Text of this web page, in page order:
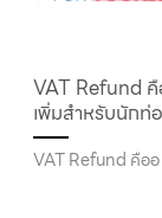
VAT Refund คื
เพิ่มสำหรับนัก
VAT Refund คืออ